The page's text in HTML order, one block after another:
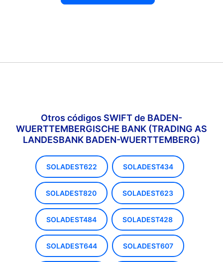
Otros códigos SWIFT de BADEN-
WUERTTEMBERGISCHE BANK (TRADING AS
LANDESBANK BADEN-WUERTTEMBERG)
SOLADEST622 SOLADEST434
SOLADEST820 SOLADEST623
SOLADEST484 SOLADEST428
SOLADEST644 SOLADEST607